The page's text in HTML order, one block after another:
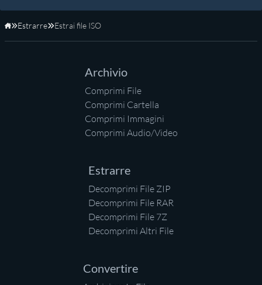
Home
Estrarre Estrai file ISO
Archivio
Comprimi File
Comprimi Cartella
Comprimi Immagini
Comprimi Audio/Video
Estrarre
Decomprimi File ZIP
Decomprimi File RAR
Decomprimi File 7Z
Decomprimi Altri File
Convertire